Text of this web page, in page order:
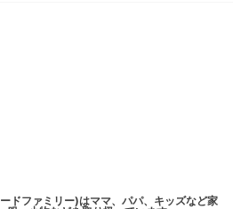
ドファミリー)はママ、パパ、キッズなど家